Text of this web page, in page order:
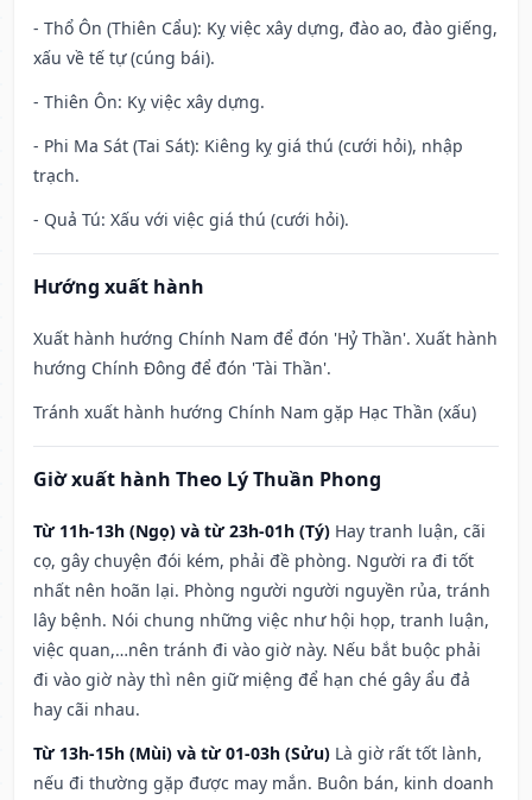
- Thổ Ôn (Thiên Cẩu): Kỵ việc xây dựng, đào ao, đào giếng,
xấu về tế tự (cúng bái).
- Thiên Ôn: Kỵ việc xây dựng.
- Phi Ma Sát (Tai Sát): Kiêng kỵ giá thú (cưới hỏi), nhập
trạch.
- Quả Tú: Xấu với việc giá thú (cưới hỏi).
Hướng xuất hành
Xuất hành hướng Chính Nam để đón 'Hỷ Thần'. Xuất hành
hướng Chính Đông để đón 'Tài Thần'.
Tránh xuất hành hướng Chính Nam gặp Hạc Thần (xấu)
Giờ xuất hành Theo Lý Thuần Phong
Từ 11h-13h (Ngọ) và từ 23h-01h (Tý) Hay tranh luận, cãi
cọ, gây chuyện đói kém, phải đề phòng. Người ra đi tốt
nhất nên hoãn lại. Phòng người người nguyền rủa, tránh
lây bệnh. Nói chung những việc như hội họp, tranh luận,
việc quan,…nên tránh đi vào giờ này. Nếu bắt buộc phải
đi vào giờ này thì nên giữ miệng để hạn ché gây ẩu đả
hay cãi nhau.
Từ 13h-15h (Mùi) và từ 01-03h (Sửu) Là giờ rất tốt lành,
nếu đi thường gặp được may mắn. Buôn bán, kinh doanh